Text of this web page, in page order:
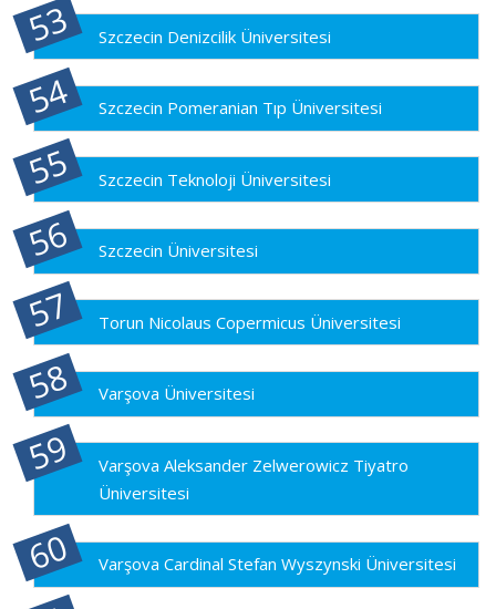
Szczecin Denizcilik Üniversitesi
Szczecin Pomeranian Tıp Üniversitesi
Szczecin Teknoloji Üniversitesi
Szczecin Üniversitesi
Torun Nicolaus Copermicus Üniversitesi
Varşova Üniversitesi
Varşova Aleksander Zelwerowicz Tiyatro
Üniversitesi
Varşova Cardinal Stefan Wyszynski Üniversitesi